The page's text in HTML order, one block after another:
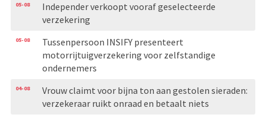
05-08
Independer verkoopt vooraf geselecteerde
verzekering
05-08
Tussenpersoon INSIFY presenteert
motorrijtuigverzekering voor zelfstandige
ondernemers
04-08
Vrouw claimt voor bijna ton aan gestolen sieraden:
verzekeraar ruikt onraad en betaalt niets